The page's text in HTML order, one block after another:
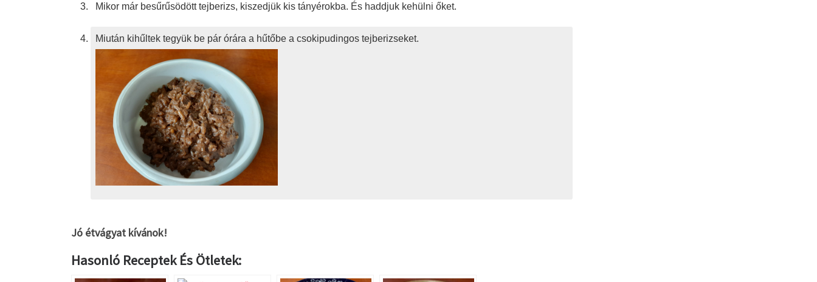
Mikor már besűrűsödött tejberizs, kiszedjük kis tányérokba. És haddjuk kehülni őket.
Miután kihűltek tegyük be pár órára a hűtőbe a csokipudingos tejberizseket.
Jó étvágyat kívánok!
Hasonló Receptek És Ötletek: